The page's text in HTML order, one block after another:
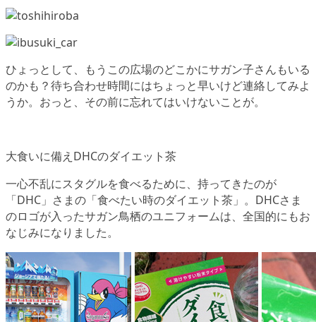
ひょっとして、もうこの広場のどこかにサガン子さんもいる
のかも？待ち合わせ時間にはちょっと早いけど連絡してみよ
うか。おっと、その前に忘れてはいけないことが。
大食いに備えDHCのダイエット茶
一心不乱にスタグルを食べるために、持ってきたのが
「DHC」さまの「食べたい時のダイエット茶」。DHCさま
のロゴが入ったサガン鳥栖のユニフォームは、全国的にもお
なじみになりました。